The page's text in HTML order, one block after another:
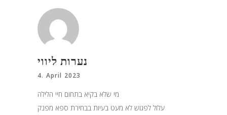
‏נערות ליווי
4. April 2023
מי שלא בקיא בתחום חיי הלילה
עלול לפגוש לא מעט בעיות בבחירת ספא מפנק